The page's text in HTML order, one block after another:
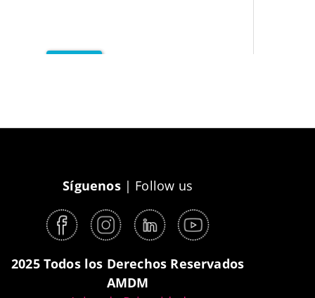
Síguenos| Follow us
2025 Todos los Derechos Reservados
AMDM